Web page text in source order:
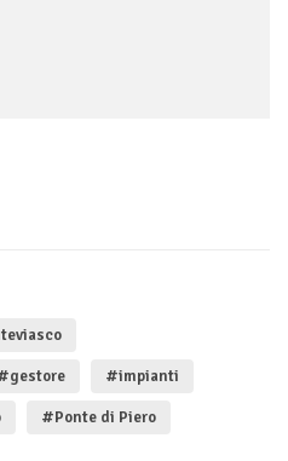
#impianti
#Ponte di Piero